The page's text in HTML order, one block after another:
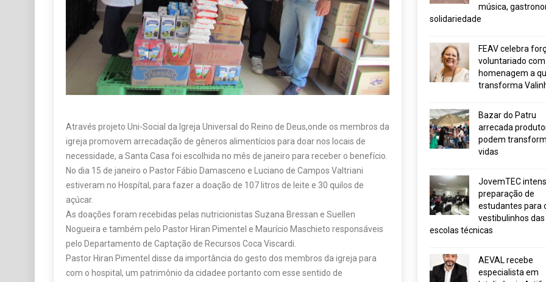
Através projeto Uni-Social da Igreja Universal do Reino de Deus,onde os membros da
igreja promovem arrecadação de gêneros alimentícios para doar nos locais de
necessidade, a Santa Casa foi escolhida no mês de janeiro para receber o benefício.
No dia 15 de janeiro o Pastor Fábio Damasceno e Luciano de Campos Valtriani
estiveram no Hospítal, para fazer a doação de 107 litros de leite e 30 quilos de
açúcar.
As doações foram recebidas pelas nutricionistas Suzana Bressan e Suellen
Nogueira e também pelo Pastor Hiran Pimentel e Maurício Maschieto responsáveis
pelo Departamento de Captação de Recursos Coca Viscardi.
Pastor Hiran Pimentel disse da importância do gesto dos membros da igreja para
com o hospital, um patrimônio da cidadee portanto com esse sentido de
música,
solidariedade
FEAV celebra
voluntariado com
homenagem a
transforma
Bazar do Patru
arrecada
podem
vidas
JovemTEC
preparação de
estudantes para
vestibulinhos das
escolas técnicas
AEVAL recebe
especialista em